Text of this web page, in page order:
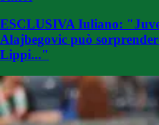
ESCLUSIVA Iuliano:
Alajbegovic può
Lippi..."